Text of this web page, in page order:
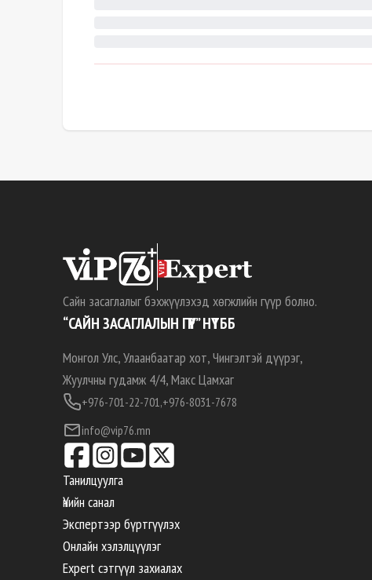
Сайн засаглалыг бэхжүүлэхэд хөгжлийн гүүр болно.
“САЙН ЗАСАГЛАЛЫН ГҮҮР” НҮТББ
Монгол Улс, Улаанбаатар хот, Чингэлтэй дүүрэг,
Жуулчны гудамж 4/4, Макс Цамхаг
+976-701-22-701,+976-8031-7678
info@vip76.mn
Танилцуулга
Үнийн санал
Экспертээр бүртгүүлэх
Онлайн хэлэлцүүлэг
Expert сэтгүүл захиалах